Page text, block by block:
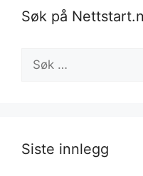
Søk på
etter:
Siste innlegg